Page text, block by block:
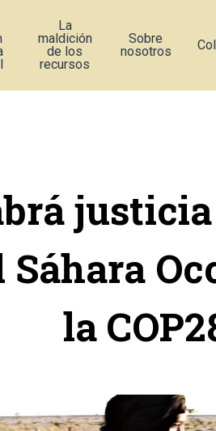
La
maldición
de los
recursos
Sobre
nosotros
Sáhara
la